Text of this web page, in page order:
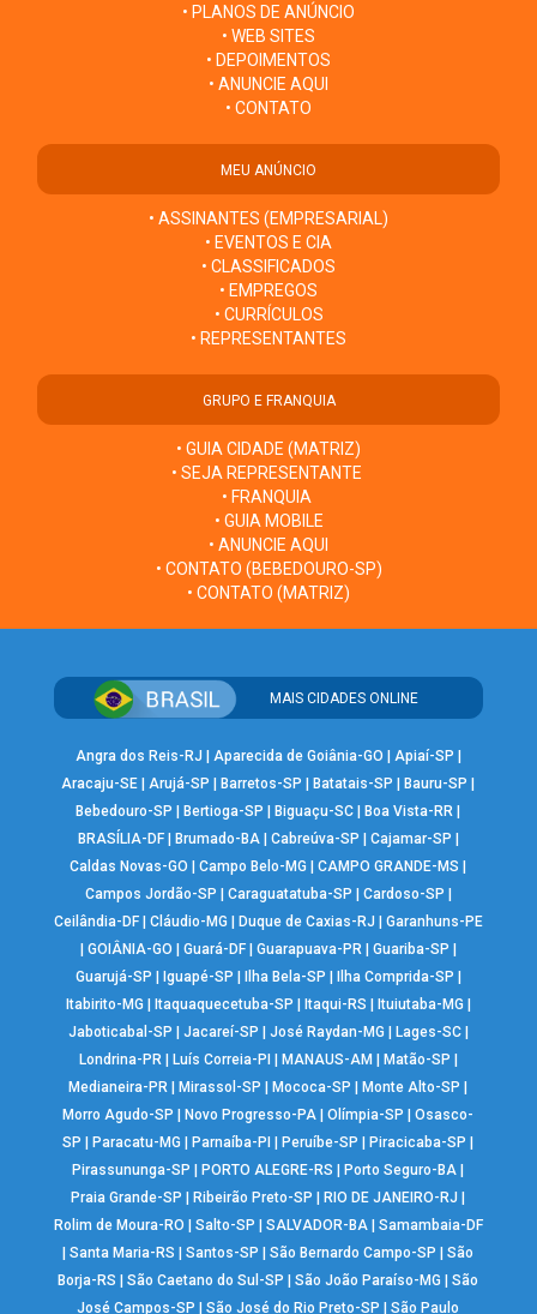
• PLANOS DE ANÚNCIO
• WEB SITES
• DEPOIMENTOS
• ANUNCIE AQUI
• CONTATO
MEU ANÚNCIO
• ASSINANTES (EMPRESARIAL)
• EVENTOS E CIA
• CLASSIFICADOS
• EMPREGOS
• CURRÍCULOS
• REPRESENTANTES
GRUPO E FRANQUIA
• GUIA CIDADE (MATRIZ)
• SEJA REPRESENTANTE
• FRANQUIA
• GUIA MOBILE
• ANUNCIE AQUI
• CONTATO (BEBEDOURO-SP)
• CONTATO (MATRIZ)
MAIS CIDADES ONLINE
Angra dos Reis-RJ Aparecida de Goiânia-GO Apiaí-SP
Aracaju-SE |Arujá-SP Barretos-SP Batatais-SP Bauru-SP
Bebedouro-SP
Bertioga-SP Biguaçu-SC Boa Vista-RR
BRASÍLIA-DF| Brumado-BA| Cabreúva-SP Cajamar-SP
Caldas Novas-GO
|Campo Belo-MG |CAMPO GRANDE-MS
Campos Jordão-SP
Caraguatatuba-SP Cardoso-SP
Ceilândia-DF| Cláudio-MG Duque de Caxias-RJ
Garanhuns-PE
GOIÂNIA-GO Guará-DF| Guarapuava-PR| Guariba-SP
Guarujá-SP
Iguapé-SP Ilha Bela-SP Ilha Comprida-SP
Itabirito-MG
Itaquaquecetuba-SP Itaqui-RS Ituiutaba-MG
Jaboticabal-SP
Jacareí-SP José Raydan-MG Lages-SC|
Londrina-PR| Luís Correia-PI MANAUS-AM Matão-SP
Medianeira-PR
Mirassol-SP Mococa-SP Monte Alto-SP
Morro Agudo-SP
Novo Progresso-PA |Olímpia-SP |Osasco-
SP
Paracatu-MG Parnaíba-PI Peruíbe-SP Piracicaba-SP
Pirassununga-SP
PORTO ALEGRE-RS Porto Seguro-BA
Praia Grande-SP
Ribeirão Preto-SP RIO DE JANEIRO-RJ
Rolim de Moura-RO
Salto-SP SALVADOR-BA| Samambaia-DF
|Santa Maria-RS |Santos-SP |São Bernardo Campo-SP |São
Borja-RS
|São Caetano do Sul-SP |São João Paraíso-MG |São
José Campos-SP
|São José do Rio Preto-SP |São Paulo